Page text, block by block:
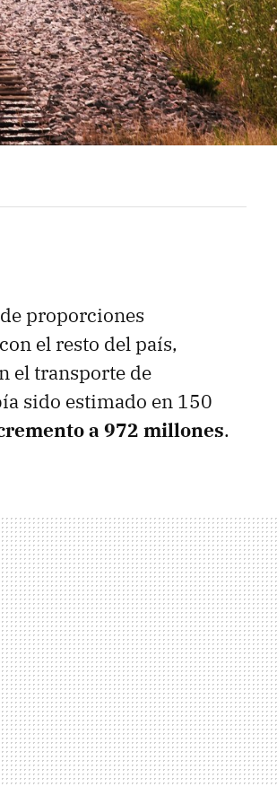
proporciones
el resto del país,
el transporte de
sido estimado en 150
a 972 millones.